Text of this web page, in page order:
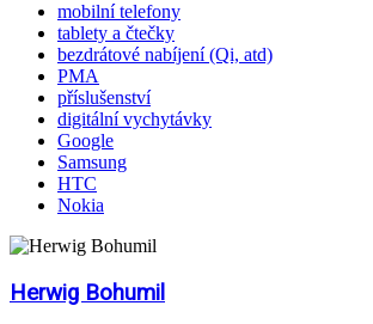
mobilní telefony
tablety a čtečky
bezdrátové nabíjení (Qi, atd)
PMA
příslušenství
digitální vychytávky
Google
Samsung
HTC
Nokia
Herwig Bohumil